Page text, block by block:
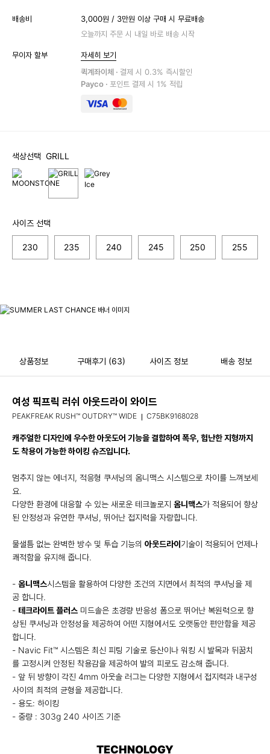
배송비
3,000원 / 3만원 이상 구매 시 무료배송
오늘까지 주문 시 내일 바로 배송 시작
무이자 할부
자세히 보기
퀵계좌이체 · 결제 시 0.3% 즉시할인
Payco · 포인트 결제 시 1% 적립
색상선택 GRILL
사이즈 선택
230 235 240 245 250 255
상품정보 구매후기 (63) 사이즈 정보 배송 정보
여성 픽프릭 러쉬 아웃드라이 와이드
PEAKFREAK RUSH™ OUTDRY™ WIDE C75BK9168028
캐주얼한 디자인에 우수한 아웃도어 기능을 결합하여 폭우, 험난한 지형까지
도 착용이 가능한 하이킹 슈즈입니다.
멈추지 않는 에너지, 적응형 쿠셔닝의 옴니맥스 시스템으로 차이를 느껴보세
요.
다양한 환경에 대응할 수 있는 새로운 테크놀로지 옴니맥스가 적용되어 향상
된 안정성과 유연한 쿠셔닝, 뛰어난 접지력을 자랑합니다.
물샐틈 없는 완벽한 방수 및 투습 기능의 아웃드라이 기술이 적용되어 언제나
쾌적함을 유지해 줍니다.
- 옴니맥스시스템을 활용하여 다양한 조건의 지면에서 최적의 쿠셔닝을 제
공 합니다.
- 테크라이트 플러스 미드솔은 초경량 반응성 폼으로 뛰어난 복원력으로 향
상된 쿠셔닝과 안정성을 제공하여 어떤 지형에서도 오랫동안 편안함을 제공
합니다.
- Navic Fit™ 시스템은 최신 피팅 기술로 등산이나 워킹 시 발목과 뒤꿈치
를 고정시켜 안정된 착용감을 제공하여 발의 피로도 감소해 줍니다.
- 앞 뒤 방향이 각진 4mm 아웃솔 러그는 다양한 지형에서 접지력과 내구성
사이의 최적의 균형을 제공합니다.
- 용도: 하이킹
- 중량 : 303g 240 사이즈 기준
TECHNOLOGY